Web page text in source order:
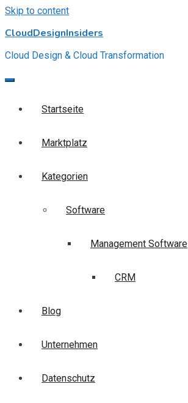
Skip to content
CloudDesignInsiders
Cloud Design & Cloud Transformation
Startseite
Marktplatz
Kategorien
Software
Management Software
CRM
Blog
Unternehmen
Datenschutz